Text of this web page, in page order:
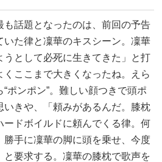
話題となったのは、前回の予告
いた律と凜華のキスシーン。凜華
うとして必死に生きてきた」と打
ここまで大きくなったね。えら
ポンポン”。難しい顔つきで頭ポ
いきや、「頼みがあるんだ。膝枕
ードボイルドに頼んでくる律。何
勝手に凜華の脚に頭を乗せ、今度
と要求する。凜華の膝枕で歌声を